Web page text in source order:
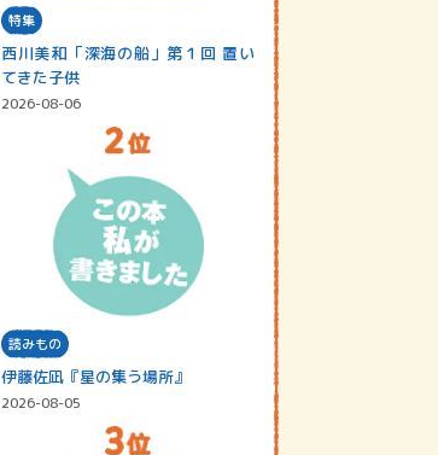
特集
西川美和「深海の船」第１回 置い
てきた子供
2026-08-06
読みもの
伊藤佐凪『星の集う場所』
2026-08-05